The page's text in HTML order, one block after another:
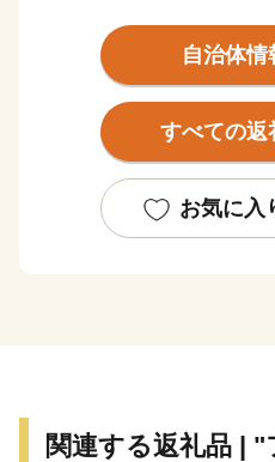
出世しました。
近代では、世界的な研究者
輩出したほか、世界に名高
まれています。
浜松市は東京と大阪のほぼ
人の政令指定都市。北は天
施設も年々充実しています。
自治体情
すべての返
お気に入
関連する返礼品 |